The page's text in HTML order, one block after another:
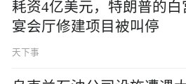
耗资4亿美元，特朗普的白
宴会厅修建项目被叫停
天下事